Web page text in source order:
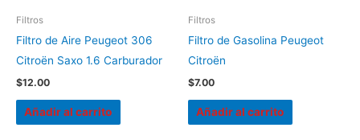
Filtros
Filtro de Aire Peugeot 306
Citroën Saxo 1.6 Carburador
$12.00
Añadir al carrito
Filtros
Filtro de Gasolina Peugeot
Citroën
$7.00
Añadir al carrito